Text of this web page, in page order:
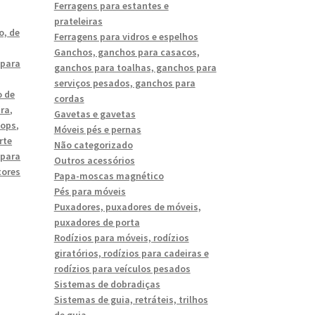
de
de
,
,
Ferragens para estantes e
prateleiras
Ferragens para vidros e espelhos
Ganchos, ganchos para casacos,
ganchos para toalhas, ganchos para
serviços pesados, ganchos para
cordas
Gavetas e gavetas
Móveis pés e pernas
Não categorizado
Outros acessórios
Papa-moscas magnético
Pés para móveis
Puxadores, puxadores de móveis,
puxadores de porta
Rodízios para móveis, rodízios
giratórios, rodízios para cadeiras e
rodízios para veículos pesados
Sistemas de dobradiças
Sistemas de guia, retráteis, trilhos